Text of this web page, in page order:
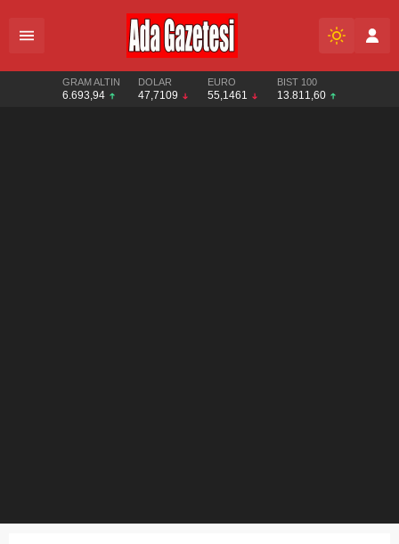
GRAM ALTIN
6.693,94
DOLAR
47,7109
EURO
55,1461
BIST 100
13.811,60